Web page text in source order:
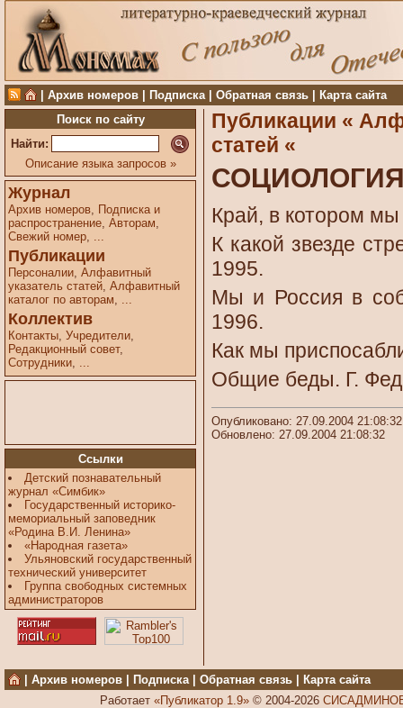
Архив номеров Подписка| Обратная связь
Карта сайта
Поиск по сайту
Найти:
Описание языка запросов »
Журнал
Архив номеров, Подписка и
распространение, Авторам,
Свежий номер, ...
Публикации
Персоналии, Алфавитный
указатель статей, Алфавитный
каталог по авторам, ...
Коллектив
Контакты, Учредители,
Редакционный совет,
Сотрудники, ...
Ссылки
Детский познавательный
журнал «Симбик»
Государственный историко-
мемориальный заповедник
«Родина В.И. Ленина»
«Народная газета»
Ульяновский государственный
технический университет
Группа свободных системных
администраторов
Публикации «
статей «
Край, в котором
К какой звезде
1995.
Мы и Россия в
1996.
Как мы
Общие беды. Г.
Опубликовано: 27.09.2004 21:08:32
Обновлено: 27.09.2004 21:08:32
Архив номеров Подписка| Обратная связь
Карта сайта
Работает «Публикатор 1.9»© 2004-2026